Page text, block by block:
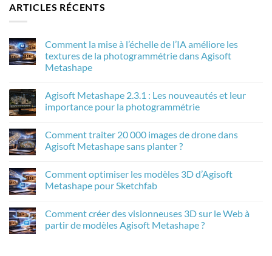
ARTICLES RÉCENTS
Comment la mise à l’échelle de l’IA améliore les
textures de la photogrammétrie dans Agisoft
Metashape
sur
Comment
la
l’échelle
de
l’IA
textures
de
la
Agisoft
Metashape
Agisoft Metashape 2.3.1 : Les nouveautés et leur
importance pour la photogrammétrie
sur
Agisoft
Metashape
Les
nouveautés
et
pour
photogrammétrie
Comment traiter 20 000 images de drone dans
Agisoft Metashape sans planter ?
sur
Comment
traiter
images
drone
Comment optimiser les modèles 3D d’Agisoft
Metashape pour Sketchfab
sur
Comment
optimiser
Comment créer des visionneuses 3D sur le Web à
partir de modèles Agisoft Metashape ?